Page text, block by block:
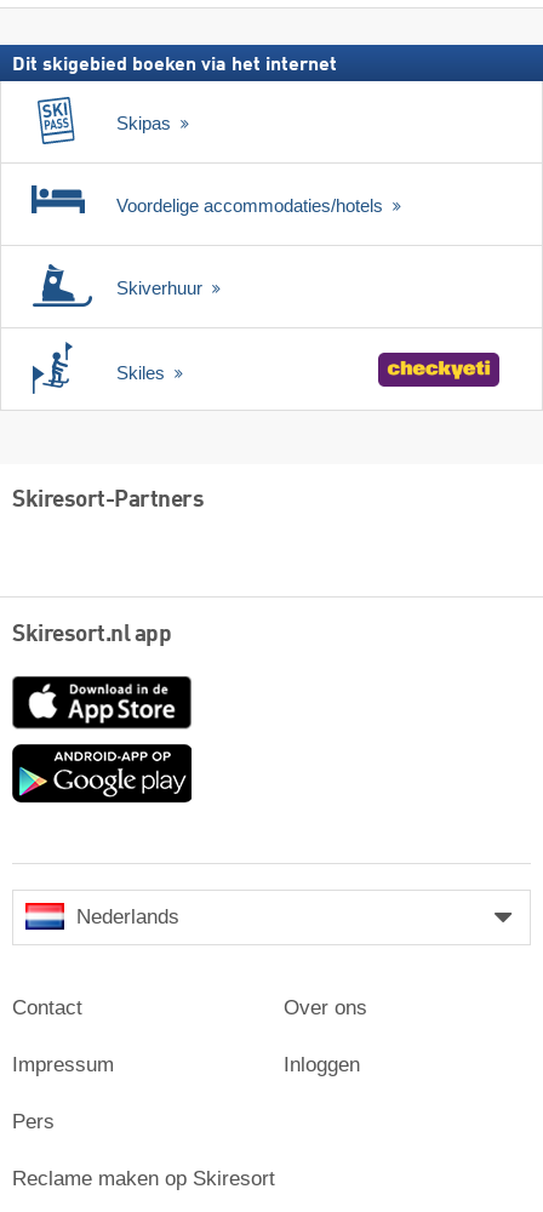
Dit skigebied boeken via het internet
Skipas
Voordelige accommodaties/hotels
Skiverhuur
Skiles
Skiresort-Partners
Skiresort.nl app
App
Google
Nederlands
Contact
Impressum
Pers
Over ons
Inloggen
Reclame maken op Skiresort